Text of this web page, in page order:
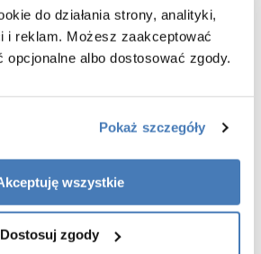
do działania strony, analityki,
i reklam. Możesz zaakceptować
albo dostosować zgody.
Pokaż szczegóły
wszystkie
Dostosuj zgody
jednym zestawie
umywalka dolomitowa, która efektownie
szafki, tworząc spójną, nowoczesną
zapewniają dużo miejsca na przechowywanie
się płynnie i bez hałasu, zwiększając
– idealnie sprawdzi się zarówno w
Dzięki nowoczesnej konstrukcji i